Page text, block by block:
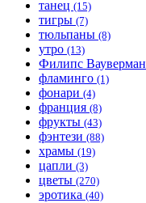
танец (15)
тигры (7)
тюльпаны (8)
утро (13)
Филипс Вауверман
фламинго (1)
фонари (4)
франция (8)
фрукты (43)
фэнтези (88)
храмы (19)
цапли (3)
цветы (270)
эротика (40)